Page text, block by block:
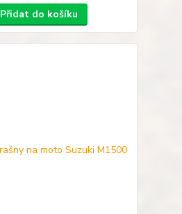
Přidat do košíku